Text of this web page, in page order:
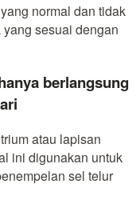
normal dan tidak
sesuai dengan
berlangsung
atau lapisan
ini digunakan untuk
sel telur